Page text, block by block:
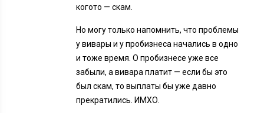
когото — скам.
Но могу только напомнить, что проблемы
у вивары и у пробизнеса начались в одно
и тоже время. О пробизнесе уже все
забыли, а вивара платит — если бы это
был скам, то выплаты бы уже давно
прекратились. ИМХО.